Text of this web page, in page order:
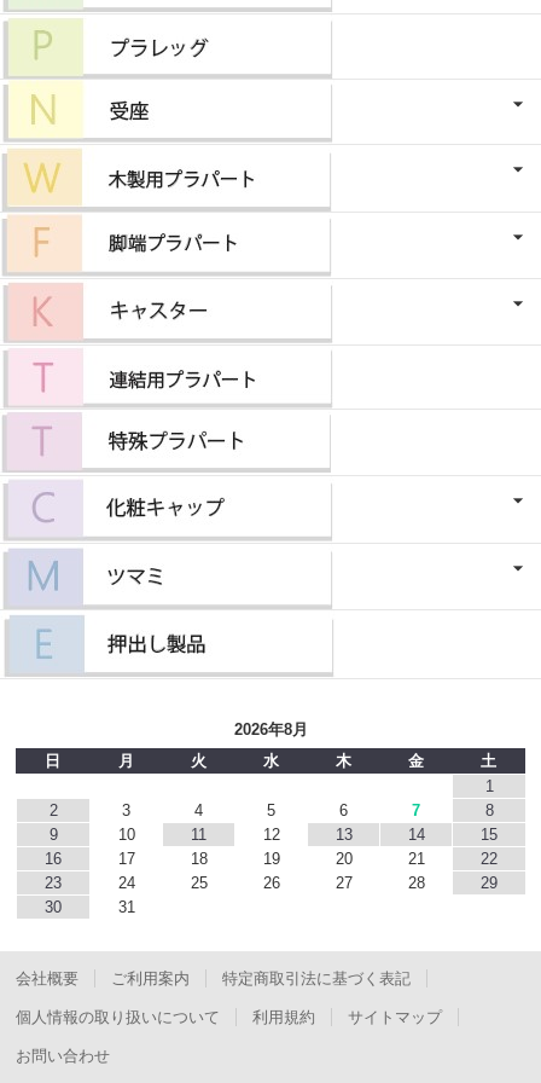
2026年8月
日
月 火 水 木 金
土
1
2
3 4 5 6 7
8
9
10 11 12 13 14
15
16
17 18 19 20 21
22
23
24 25 26 27 28
29
30
31
会社概要 ご利用案内 特定商取引法に基づく表記
個人情報の取り扱いについて 利用規約 サイトマップ
お問い合わせ